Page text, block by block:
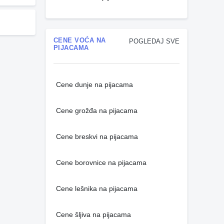
POGLEDAJ SVE
CENE VOĆA NA
PIJACAMA
Cene dunje na pijacama
Cene grožđa na pijacama
Cene breskvi na pijacama
Cene borovnice na pijacama
Cene lešnika na pijacama
Cene šljiva na pijacama